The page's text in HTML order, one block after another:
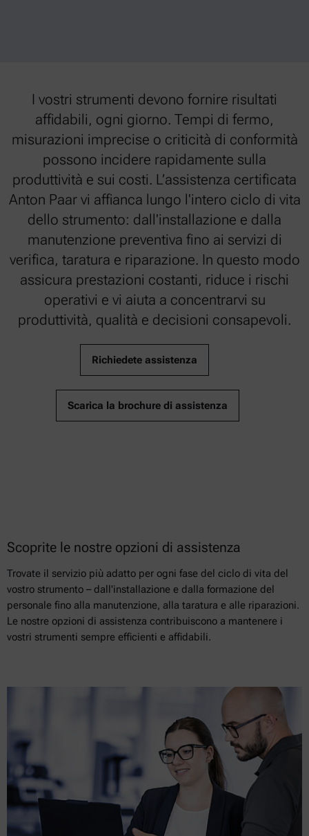
I vostri strumenti devono fornire risultati
affidabili, ogni giorno. Tempi di fermo,
misurazioni imprecise o criticità di conformità
possono incidere rapidamente sulla
produttività e sui costi. L’assistenza certificata
Anton Paar vi affianca lungo l'intero ciclo di vita
dello strumento: dall'installazione e dalla
manutenzione preventiva fino ai servizi di
verifica, taratura e riparazione. In questo modo
assicura prestazioni costanti, riduce i rischi
operativi e vi aiuta a concentrarvi su
produttività, qualità e decisioni consapevoli.
Richiedete assistenza
Scarica la brochure di assistenza
Scoprite le nostre opzioni di assistenza
Trovate il servizio più adatto per ogni fase del ciclo di vita del
vostro strumento – dall'installazione e dalla formazione del
personale fino alla manutenzione, alla taratura e alle riparazioni.
Le nostre opzioni di assistenza contribuiscono a mantenere i
vostri strumenti sempre efficienti e affidabili.